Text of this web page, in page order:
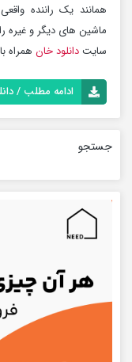
همانند یک راننده
ماشین های دیگر و غیره
سایتدانلود خان همراه
ادامه مطلب /
جستجو